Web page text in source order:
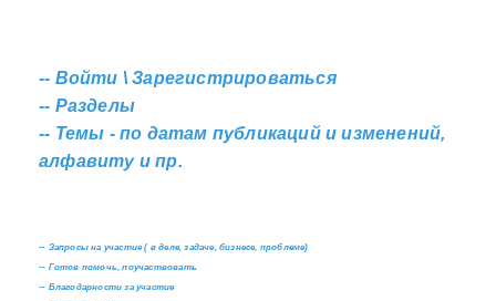
-- Войти \ Зарегистрироваться
-- Разделы
-- Темы - по датам публикаций и изменений,
алфавиту и пр.
-- Запросы на участие ( в деле, задаче, бизнесе, проблеме)
-- Готов помочь, поучаствовать
-- Благодарности за участие